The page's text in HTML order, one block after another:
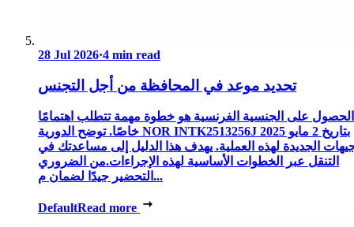
28 Jul 2026·4 min read
تحديد موعد في المحافظة من أجل التجنس
الحصول على الجنسية الفرنسية هو خطوة مهمة تتطلب اهتمامًا
خاصًا. توضح الدورية NOR INTK2513256J بتاريخ 2 مايو 2025
الجديدة لهذه العملية. يهدف هذا الدليل إلى مساعدتك في
التنقل عبر الخطوات الأساسية لهذه الإجراءات.من الضروري
التحضير جيدًا لضمان م...
DefaultRead more